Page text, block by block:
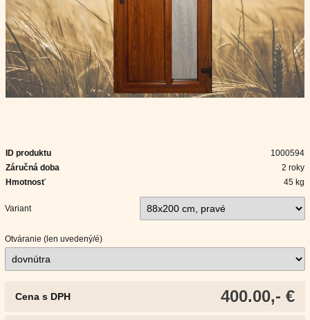
ID produktu
1000594
Záručná doba
2 roky
Hmotnosť
45 kg
Variant
Otváranie (len uvedený/é)
400.00,- €
Cena s DPH